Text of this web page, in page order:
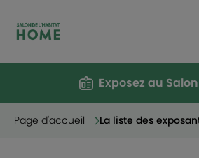
Exposez au
Page d'accueil La liste des